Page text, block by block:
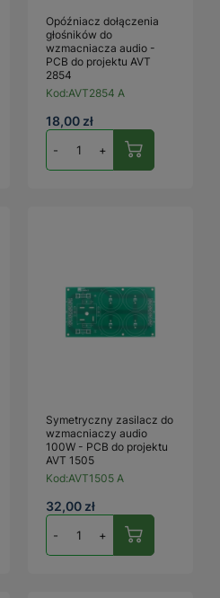
Opóźniacz dołączenia
głośników do
wzmacniacza audio -
PCB do projektu AVT
2854
Kod:AVT2854 A
18,00 zł
- +
Symetryczny zasilacz do
wzmacniaczy audio
100W - PCB do projektu
AVT 1505
Kod:AVT1505 A
32,00 zł
- +